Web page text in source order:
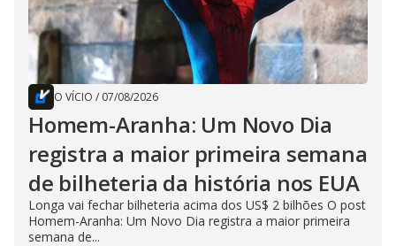
O VÍCIO / 07/08/2026
Homem-Aranha: Um Novo Dia
registra a maior primeira semana
de bilheteria da história nos EUA
Longa vai fechar bilheteria acima dos US$ 2 bilhões O post
Homem-Aranha: Um Novo Dia registra a maior primeira
semana de...